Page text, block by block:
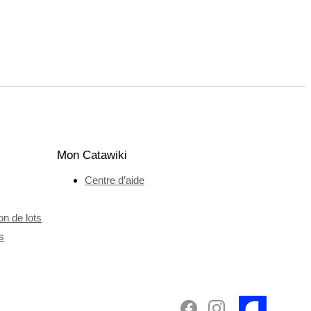
de lots
Mon Catawiki
Centre d’aide